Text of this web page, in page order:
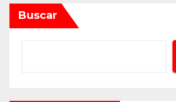
Buscar